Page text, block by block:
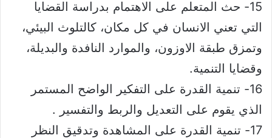
15- حث المتعلم على الاهتمام بدراسة القضايا
التي تعني الانسان في كل مكان، كالتلوث البيئي،
وتمزق طبقة الاوزون، والموارد النافدة والبديلة،
وقضايا التنمية.
16- تنمية القدرة على التفكير الواضح المستمر
الذي يقوم على التعديل والربط والتفسير .
17- تنمية القدرة على المشاهدة وتدقيق النظر